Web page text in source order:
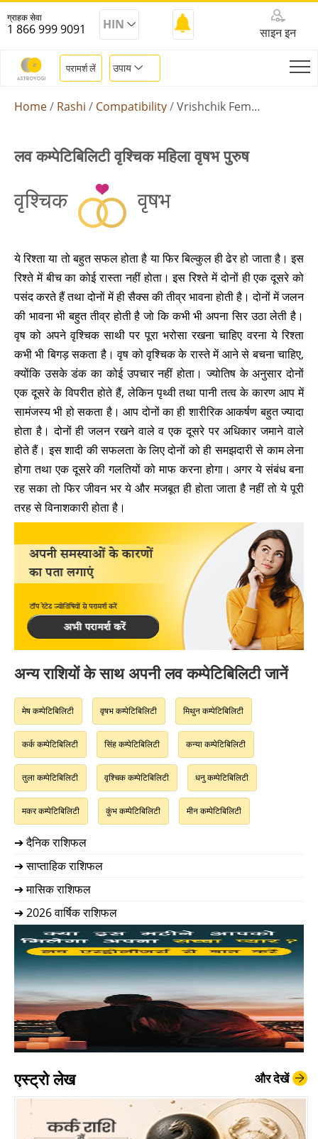
ग्राहक सेवा
1 866 999 9091 HIN
साइन इन
परामर्श लें उपाय
Home Rashi Compatibility Vrishchik Female Vrishabha Male
लव कम्पेटिबिलिटी वृश्चिक महिला वृषभ पुरुष
वृश्चिक वृषभ
ये रिश्ता या तो बहुत सफल होता है या फिर बिल्कुल ही ढेर हो जाता है। इस
रिश्ते में बीच का कोई रास्ता नहीं होता। इस रिश्ते में दोनों ही एक दूसरे को
पसंद करते हैं तथा दोनों में ही सैक्स की तीव्र भावना होती है। दोनों में जलन
की भावना भी बहुत तीव्र होती है जो कि कभी भी अपना सिर उठा लेती है।
वृष को अपने वृश्चिक साथी पर पूरा भरोसा रखना चाहिए वरना ये रिश्ता
कभी भी बिगड़ सकता है। वृष को वृश्चिक के रास्ते में आने से बचना चाहिए,
क्योंकि उसके डंक का कोई उपचार नहीं होता। ज्योतिष के अनुसार दोनों
एक दूसरे के विपरीत होते हैं, लेकिन पृथ्वी तथा पानी तत्व के कारण आप में
सामंजस्य भी हो सकता है। आप दोनों का ही शारीरिक आकर्षण बहुत ज्यादा
होता है। दोनों ही जलन रखने वाले व एक दूसरे पर अधिकार जमाने वाले
होते हैं। इस शादी की सफलता के लिए दोनों को ही समझदारी से काम लेना
होगा तथा एक दूसरे की गलतियों को माफ करना होगा। अगर ये संबंध बना
रह सका तो फिर जीवन भर ये और मजबूत ही होता जाता है नहीं तो ये पूरी
तरह से विनाशकारी होता है।
अन्य राशियों के साथ अपनी लव कम्पेटिबिलिटी जानें
मेष कम्पेटिबिलिटी वृषभ कम्पेटिबिलिटी मिथुन कम्पेटिबिलिटी
कर्क कम्पेटिबिलिटी सिंह कम्पेटिबिलिटी कन्या कम्पेटिबिलिटी
तुला कम्पेटिबिलिटी वृश्चिक कम्पेटिबिलिटी धनु कम्पेटिबिलिटी
मकर कम्पेटिबिलिटी कुंभ कम्पेटिबिलिटी मीन कम्पेटिबिलिटी
➔ दैनिक राशिफल
➔ साप्ताहिक राशिफल
➔ मासिक राशिफल
➔ 2026 वार्षिक राशिफल
एस्ट्रो लेख और देखें